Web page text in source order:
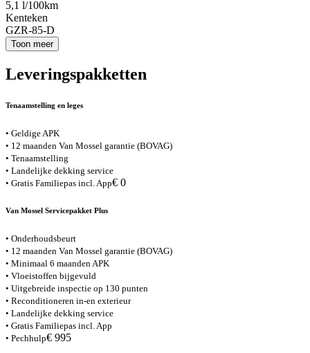
5,1 l/100km
Kenteken
GZR-85-D
Toon meer
Leveringspakketten
Tenaamstelling en leges
• Geldige APK
• 12 maanden Van Mossel garantie (BOVAG)
• Tenaamstelling
• Landelijke dekking service
• Gratis Familiepas incl. App€ 0
Van Mossel Servicepakket Plus
• Onderhoudsbeurt
• 12 maanden Van Mossel garantie (BOVAG)
• Minimaal 6 maanden APK
• Vloeistoffen bijgevuld
• Uitgebreide inspectie op 130 punten
• Reconditioneren in-en exterieur
• Landelijke dekking service
• Gratis Familiepas incl. App
• Pechhulp€ 995